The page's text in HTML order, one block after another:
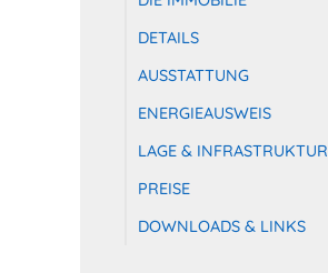
DETAILS
AUSSTATTUNG
ENERGIEAUSWEIS
LAGE & INFRASTRUKTUR
PREISE
DOWNLOADS & LINKS